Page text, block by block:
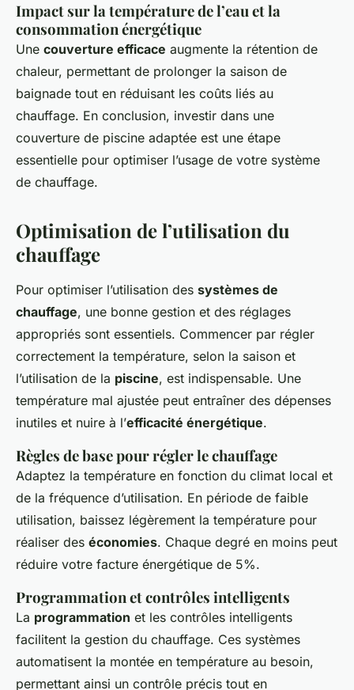
Impact sur la température de l’eau et la
consommation énergétique
Une couverture efficace augmente la rétention de
chaleur, permettant de prolonger la saison de
baignade tout en réduisant les coûts liés au
chauffage. En conclusion, investir dans une
couverture de piscine adaptée est une étape
essentielle pour optimiser l’usage de votre système
de chauffage.
Optimisation de l’utilisation du
chauffage
Pour optimiser l’utilisation des systèmes de
chauffage, une bonne gestion et des réglages
appropriés sont essentiels. Commencer par régler
correctement la température, selon la saison et
l’utilisation de la piscine, est indispensable. Une
température mal ajustée peut entraîner des dépenses
inutiles et nuire à l’efficacité énergétique.
Règles de base pour régler le chauffage
Adaptez la température en fonction du climat local et
de la fréquence d’utilisation. En période de faible
utilisation, baissez légèrement la température pour
réaliser des économies. Chaque degré en moins peut
réduire votre facture énergétique de 5%.
Programmation et contrôles intelligents
La programmation et les contrôles intelligents
facilitent la gestion du chauffage. Ces systèmes
automatisent la montée en température au besoin,
permettant ainsi un contrôle précis tout en